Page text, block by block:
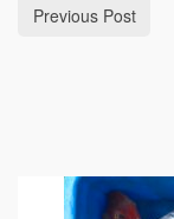
Previous Post